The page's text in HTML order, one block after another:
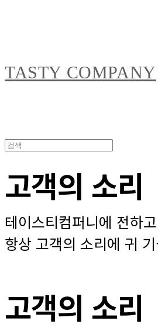
TASTY COMPANY
고객의 소리
테이스티컴퍼니에 전하
항상 고객의 소리에 귀
고객의 소리